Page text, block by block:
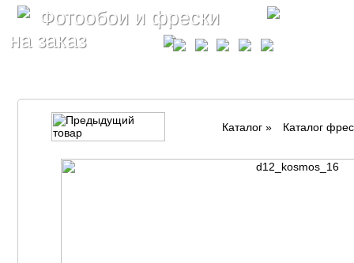
Фотообои и фрески
на заказ
Каталог » Каталог